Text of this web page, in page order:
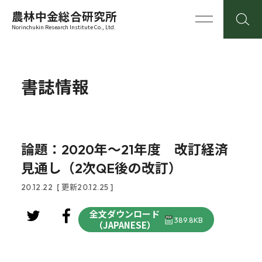
農林中金総合研究所
Norinchukin Research Institute Co., Ltd.
書誌情報
論題：2020年～21年度 改訂経済
見通し（2次QE後の改訂）
20.12.22 [ 更新20.12.25 ]
全文ダウンロード
（JAPANESE）
389.8KB